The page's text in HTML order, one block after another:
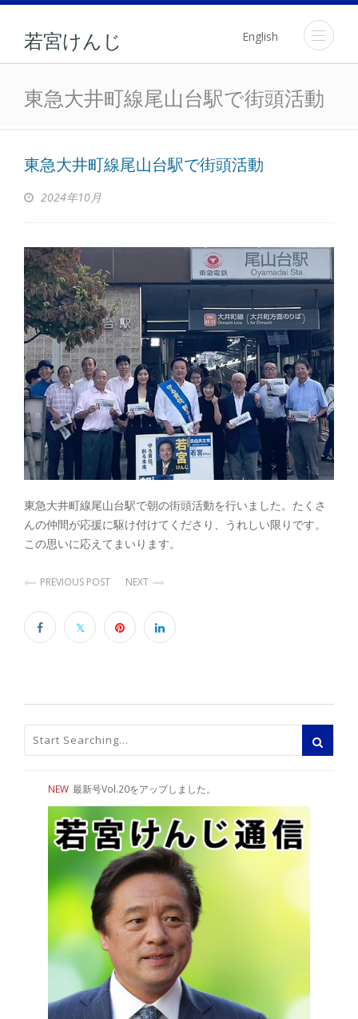
若宮けんじ English
東急大井町線尾山台駅で
東急大井町線尾山台駅で街頭活動
東急大井町線尾山台駅で街頭活動
2024年10月
東急大井町線尾山台駅で朝の街頭活動を行いました。たくさ
んの仲間が応援に駆け付けてくださり、うれしい限りです。
この思いに応えてまいります。
PREVIOUS POST NEXT
NEW 最新号Vol.20をアップしました。